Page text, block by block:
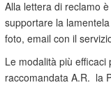
Alla lettera di reclamo
supportare la
foto, email con il
Le modalità più
raccomandata A.R. la